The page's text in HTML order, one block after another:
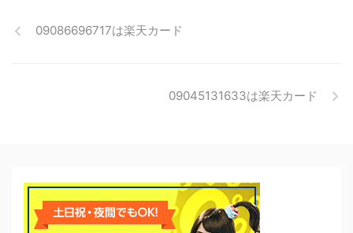
09086696717は楽天カード
09045131633は楽天カード